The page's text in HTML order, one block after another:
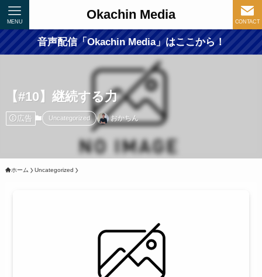
Okachin Media CONTACT
MENU
音声配信「Okachin Media」はここから！
【#10】継続する力
広告 Uncategorized おかちん
ホーム Uncategorized